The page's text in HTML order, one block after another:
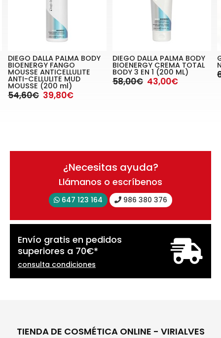
DIEGO DALLA PALMA BODY
BIOENERGY FANGO
MOUSSE ANTICELLULITE
ANTI-CELLULITE MUD
MOUSSE (200 ml)
54,60€ 39,80€
DIEGO DALLA PALMA BODY
BIOENERGY CREMA TOTAL
BODY 3 EN 1 (200 ML)
58,00€ 43,00€
¿Necesitas ayuda?
Llámanos o escríbenos
647 123 164 986 380 376
Envío gratis en pedidos
superiores a 70€*
consulta condiciones
TIENDA DE COSMÉTICA ONLINE - VIRIALVES